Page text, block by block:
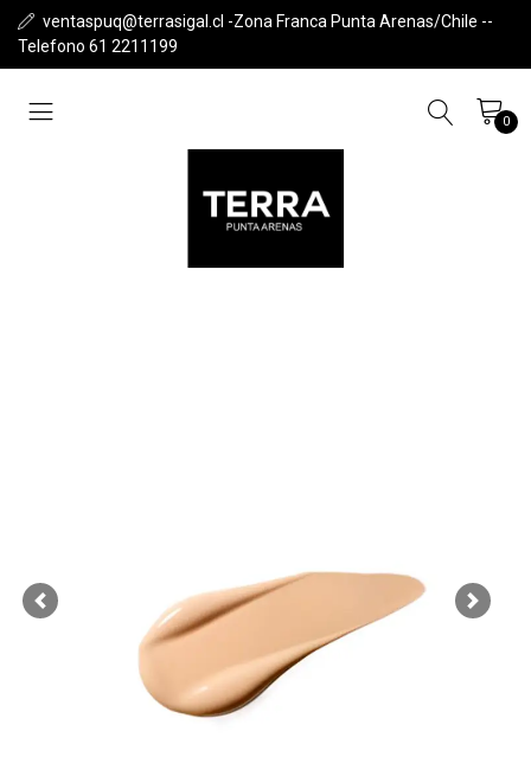
ventaspuq@terrasigal.cl -Zona Franca Punta Arenas/Chile --
Telefono 61 2211199
0
Previous Next